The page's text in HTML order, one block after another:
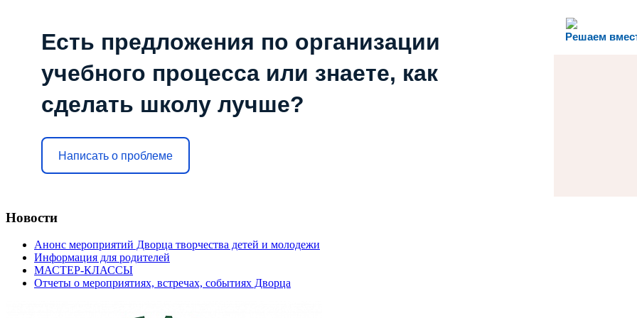
Решаем
Есть предложения по организации
учебного процесса или знаете, как
сделать школу лучше?
Написать о проблеме
Новости
Анонс мероприятий Дворца творчества детей и молодежи
Информация для родителей
МАСТЕР-КЛАССЫ
Отчеты о мероприятиях, встречах, событиях Дворца